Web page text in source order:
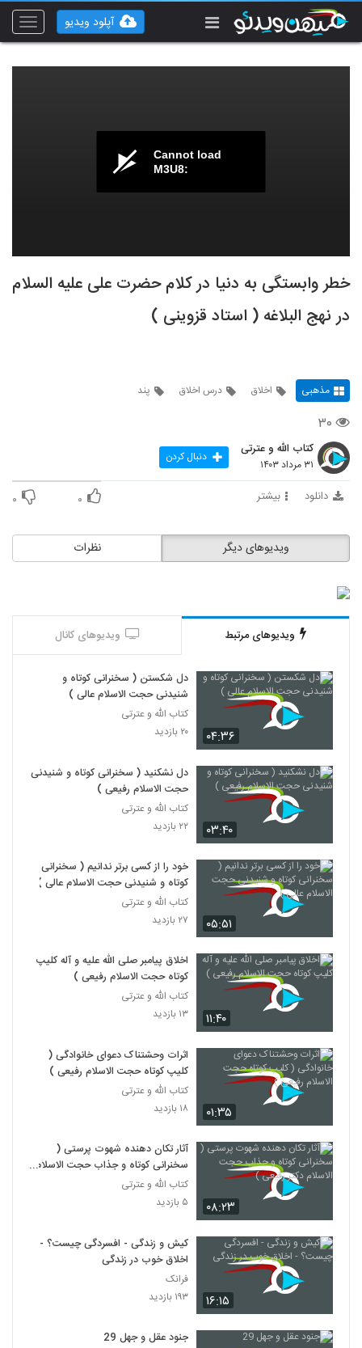
Toggle
آپلود ویدیو
Cannot load
M3U8:
خطر وابستگی به دنیا در کلام حضرت علی علیه السلام
در نهج البلاغه ( استاد قزوینی )
مذهبی اخلاق درس اخلاق پند
۳۰
کتاب الله و عترتی
۳۱ مرداد ۱۴۰۳ دنبال کردن
دانلود بیشتر ۰ ۰
نظرات ویدیوهای دیگر
ویدیوهای مرتبط ویدیوهای کانال
۰۴:۳۶
دل شکستن ( سخنرانی کوتاه و
شنیدنی حجت الاسلام عالی )
کتاب الله و عترتی
۲۰ بازدید
۰۳:۴۰
دل نشکنید ( سخنرانی کوتاه و شنیدنی
حجت الاسلام رفیعی )
کتاب الله و عترتی
۲۲ بازدید
۰۵:۵۱
خود را از کسی برتر ندانیم ( سخنرانی
کوتاه و شنیدنی حجت الاسلام عالی )
کتاب الله و عترتی
۲۷ بازدید
۱۱:۴۰
اخلاق پیامبر صلی الله علیه و آله کلیپ
کوتاه حجت الاسلام رفیعی )
کتاب الله و عترتی
۱۳ بازدید
۰۱:۳۵
اثرات وحشتناک دعوای خانوادگی (
کلیپ کوتاه حجت الاسلام رفیعی )
کتاب الله و عترتی
۱۸ بازدید
۰۸:۲۳
آثار تکان دهنده شهوت پرستی (
سخنرانی کوتاه و جذاب حجت الاسلام
دکتر رفیعی )
کتاب الله و عترتی
۵ بازدید
۱۶:۱۵
کیش و زندگی - افسردگی چیست؟ -
اخلاق خوب در زندگی
فرانک
۱۹۳ بازدید
جنود عقل و جهل 29